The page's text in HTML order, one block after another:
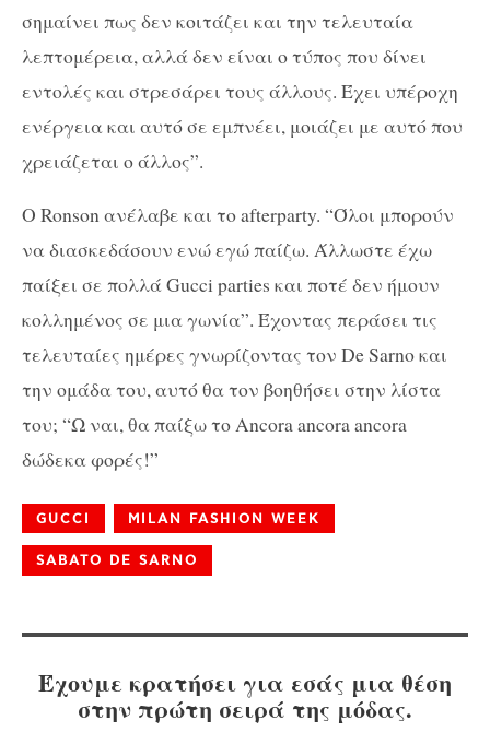
σημαίνει πως δεν κοιτάζει και την τελευταία
λεπτομέρεια, αλλά δεν είναι ο τύπος που δίνει
εντολές και στρεσάρει τους άλλους. Έχει υπέροχη
ενέργεια και αυτό σε εμπνέει, μοιάζει με αυτό που
χρειάζεται ο άλλος”.
Ο Ronson ανέλαβε και το afterparty. “Όλοι μπορούν
να διασκεδάσουν ενώ εγώ παίζω. Άλλωστε έχω
παίξει σε πολλά Gucci parties και ποτέ δεν ήμουν
κολλημένος σε μια γωνία”. Έχοντας περάσει τις
τελευταίες ημέρες γνωρίζοντας τον De Sarno και
την ομάδα του, αυτό θα τον βοηθήσει στην λίστα
του; “Ω ναι, θα παίξω το Ancora ancora ancora
δώδεκα φορές!”
GUCCI MILAN FASHION WEEK
SABATO DE SARNO
Έχουμε κρατήσει για εσάς μια θέση
στην πρώτη σειρά της μόδας.